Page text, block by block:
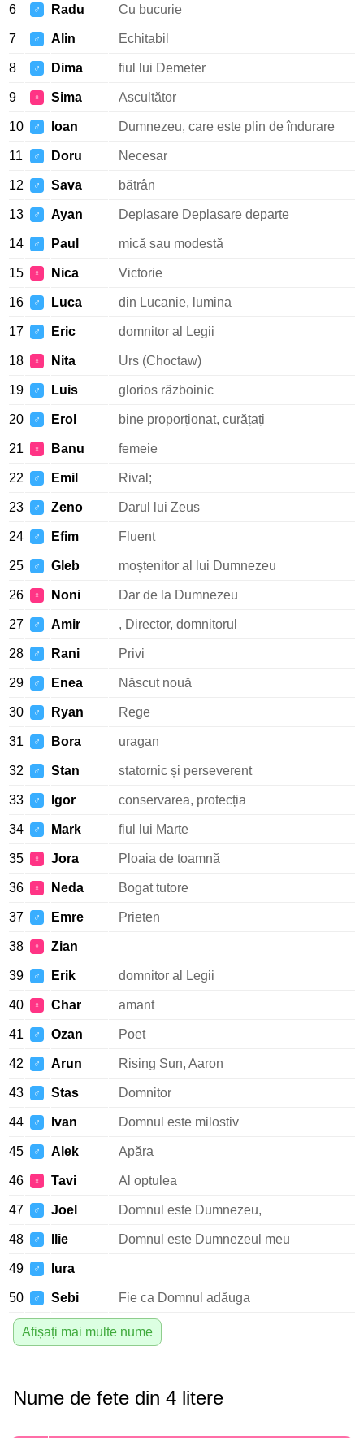
6 ♂ Radu Cu bucurie
7 ♂ Alin Echitabil
8 ♂ Dima fiul lui Demeter
9 ♀ Sima Ascultător
10 ♂ Ioan Dumnezeu, care este plin de îndurare
11 ♂ Doru Necesar
12 ♂ Sava bătrân
13 ♂ Ayan Deplasare Deplasare departe
14 ♂ Paul mică sau modestă
15 ♀ Nica Victorie
16 ♂ Luca din Lucanie, lumina
17 ♂ Eric domnitor al Legii
18 ♀ Nita Urs (Choctaw)
19 ♂ Luis glorios războinic
20 ♂ Erol bine proporționat, curățați
21 ♀ Banu femeie
22 ♂ Emil Rival;
23 ♂ Zeno Darul lui Zeus
24 ♂ Efim Fluent
25 ♂ Gleb moștenitor al lui Dumnezeu
26 ♀ Noni Dar de la Dumnezeu
27 ♂ Amir , Director, domnitorul
28 ♂ Rani Privi
29 ♂ Enea Născut nouă
30 ♂ Ryan Rege
31 ♂ Bora uragan
32 ♂ Stan statornic și perseverent
33 ♂ Igor conservarea, protecția
34 ♂ Mark fiul lui Marte
35 ♀ Jora Ploaia de toamnă
36 ♀ Neda Bogat tutore
37 ♂ Emre Prieten
38 ♀ Zian
39 ♂ Erik domnitor al Legii
40 ♀ Char amant
41 ♂ Ozan Poet
42 ♂ Arun Rising Sun, Aaron
43 ♂ Stas Domnitor
44 ♂ Ivan Domnul este milostiv
45 ♂ Alek Apăra
46 ♀ Tavi Al optulea
47 ♂ Joel Domnul este Dumnezeu,
48 ♂ Ilie Domnul este Dumnezeul meu
49 ♂ Iura
50 ♂ Sebi Fie ca Domnul adăuga
Afișați mai multe nume
Nume de fete din 4 litere